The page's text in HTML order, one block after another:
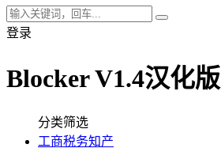
登录
Blocker V1.4汉化版
分类筛选
工商税务知产